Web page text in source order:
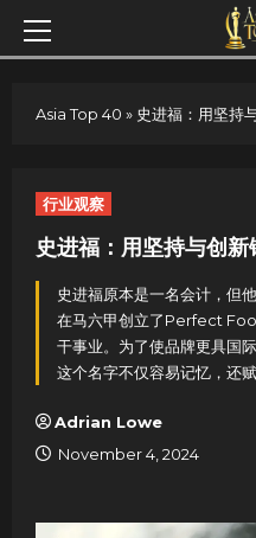
Skip
Primary
Asia Top 40 » 史进福：用坚持
行业观察
史进福：用坚持与创
史进福原本是一名会计，但
在马六甲创立了Perfect
干事业。为了使品牌更具国
这个名字不仅容易记忆，还
Adrian Lowe
November 4, 2024